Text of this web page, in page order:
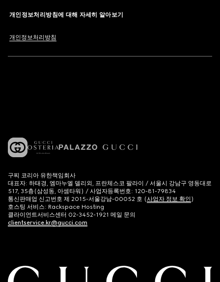
개인정보처리방침에 대해 자세히 알아보기
개인정보처리방침
구찌 코리아 유한책임회사
대표자: 하태경, 엠마누엘 델리외, 프란체스코 팔라이 / 서울시 강남구 영동대로
517, 35층(삼성동, 아셈타워) / 사업자등록번호: 120-81-79834
통신판매업 신고번호 제 2015-서울강남-00052 호 (사업자 정보 확인)
호스팅 서비스: Rackspace Hosting
클라이언트서비스센터 02-3452-1921 메일 문의
clientservice.kr@gucci.com